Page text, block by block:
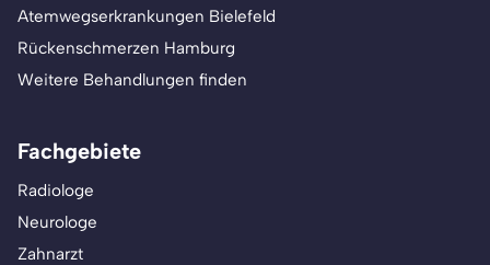
Atemwegserkrankungen Bielefeld
Rückenschmerzen Hamburg
Weitere Behandlungen finden
Fachgebiete
Radiologe
Neurologe
Zahnarzt